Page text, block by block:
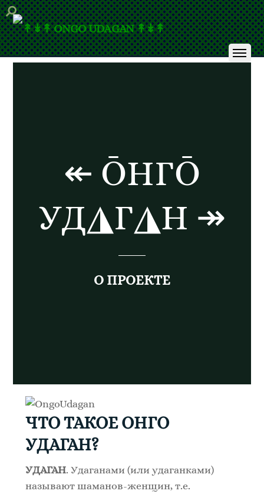
↞ ŌНГŌ
УД◮Г◮Н ↠
О ПРОЕКТЕ
ЧТО ТАКОЕОНГО
УДАГАН?
УДАГАН. Удаганами (или удаганками)
называют шаманов-женщин, т.е.